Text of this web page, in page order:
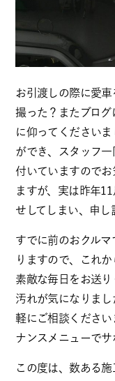
お引渡しの際に愛
撮った？またブログ
に仰ってください
ができ、スタッフ
付いていますので
ますが、実は昨年
せしてしまい、申し
すでに前のおクル
りますので、これか
素敵な毎日をお送
汚れが気になりま
軽にご相談くださ
ナンスメニューでサ
この度は、数ある